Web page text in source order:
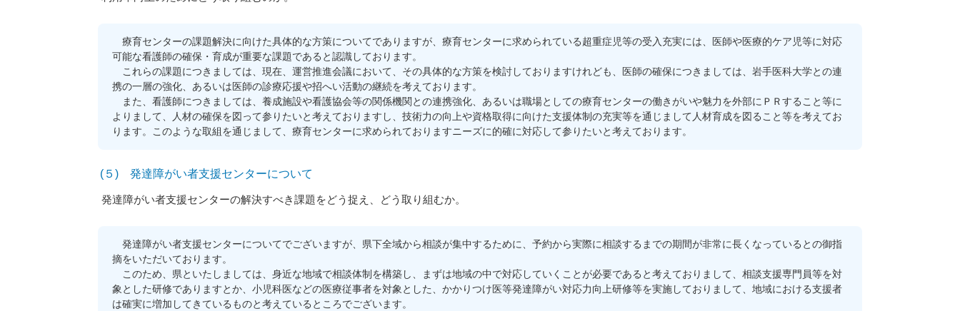
療育センターの課題解決に向けた具体的な方策についてでありますが、療育センターに求められている超重症児等の受入充実には、医師や医療的ケア児等に対応
可能な看護師の確保・育成が重要な課題であると認識しております。
これらの課題につきましては、現在、運営推進会議において、その具体的な方策を検討しておりますけれども、医師の確保につきましては、岩手医科大学との連
携の一層の強化、あるいは医師の診療応援や招へい活動の継続を考えております。
また、看護師につきましては、養成施設や看護協会等の関係機関との連携強化、あるいは職場としての療育センターの働きがいや魅力を外部にＰＲすること等に
よりまして、人材の確保を図って参りたいと考えておりますし、技術力の向上や資格取得に向けた支援体制の充実等を通じまして人材育成を図ること等を考えてお
ります。このような取組を通じまして、療育センターに求められておりますニーズに的確に対応して参りたいと考えております。
(５) 発達障がい者支援センターについて
発達障がい者支援センターの解決すべき課題をどう捉え、どう取り組むか。
発達障がい者支援センターについてでございますが、県下全域から相談が集中するために、予約から実際に相談するまでの期間が非常に長くなっているとの御指
摘をいただいております。
このため、県といたしましては、身近な地域で相談体制を構築し、まずは地域の中で対応していくことが必要であると考えておりまして、相談支援専門員等を対
象とした研修でありますとか、小児科医などの医療従事者を対象とした、かかりつけ医等発達障がい対応力向上研修等を実施しておりまして、地域における支援者
は確実に増加してきているものと考えているところでございます。